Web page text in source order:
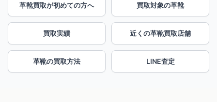
革靴買取が初めての方へ 買取対象の革靴
買取実績 近くの革靴買取店舗
革靴の買取方法 LINE査定